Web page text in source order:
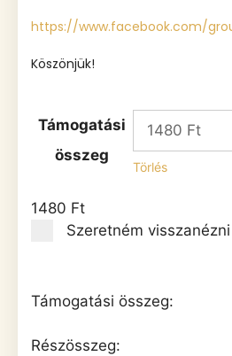
https://www.facebook.com/
Köszönjük!
Támogatási
összeg
Törlés
1480 Ft
Szeretném
Támogatási összeg:
Részösszeg: